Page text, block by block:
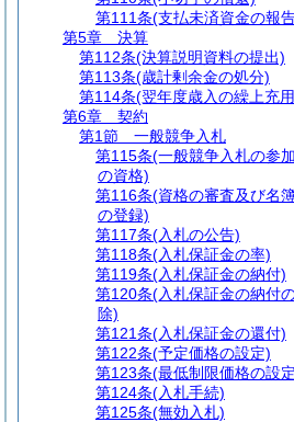
第111条(支払未済資金の報
第5章
決算
第112条(決算説明資料の提出)
第113条(歳計剰余金の処分)
第114条(翌年度歳入の繰上充
第6章
契約
第1節
一般競争入札
第115条(一般競争入札の参
の資格)
第116条(資格の審査及び名
の登録)
第117条(入札の公告)
第118条(入札保証金の率)
第119条(入札保証金の納付)
第120条(入札保証金の納付
除)
第121条(入札保証金の還付)
第122条(予定価格の設定)
第123条(最低制限価格の設
第124条(入札手続)
第125条(無効入札)